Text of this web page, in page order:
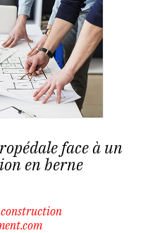
face à un
en berne